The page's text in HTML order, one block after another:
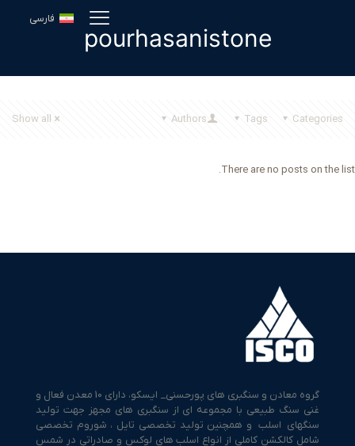
فارسی
pourhasanistone
Categories
Tags
Authors
Show all
There are no posts on the list.
گروه معادن و سنگبری های پورحسنی_ ایسکو، دارای 10 معدن فعال و
غنی سنگ طبیعی با مجموعه ای از سنگبری های مجهز جهت تولید
سنگهای اسلب و همچنین تولید تخصصی تایل ، شوروم تخصصی
شامل کالکشن کاملی از انواع اسلب های لوکس و صادراتی در شمس